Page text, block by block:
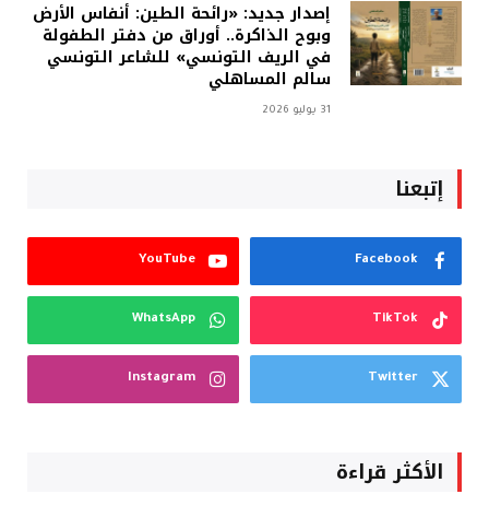
إصدار جديد: «رائحة الطين: أنفاس الأرض
وبوح الذاكرة.. أوراق من دفتر الطفولة
في الريف التونسي» للشاعر التونسي
سالم المساهلي
31 يوليو 2026
إتبعنا
Facebook
YouTube
TikTok
WhatsApp
Twitter
Instagram
الأكثر قراءة